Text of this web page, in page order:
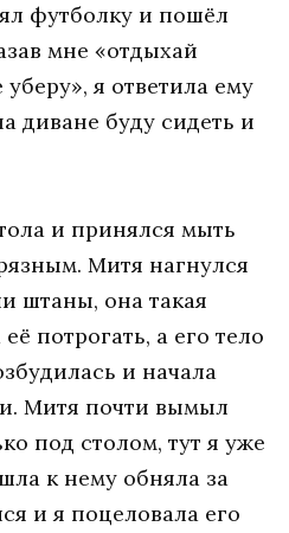
футболку и пошёл
мне «отдыхай
я ответила ему
диване буду сидеть и
и принялся мыть
Митя нагнулся
штаны, она такая
потрогать, а его тело
и начала
Митя почти вымыл
под столом, тут я уже
к нему обняла за
и я поцеловала его